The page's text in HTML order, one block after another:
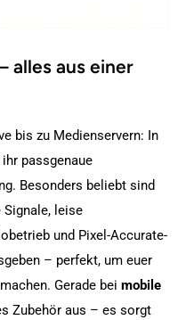
alles aus einer
bis zu Medienservern: In
passgenaue
Besonders beliebt sind
Signale, leise
und Pixel-Accurate-
– perfekt, um euer
Gerade bei mobile
Zubehör aus – es sorgt